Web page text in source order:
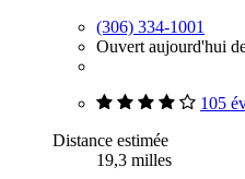
(306) 334-1001
Ouvert aujourd'hui
105
Distance estimée
19,3 milles